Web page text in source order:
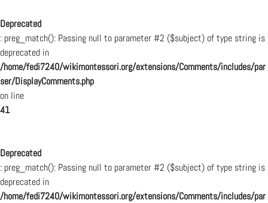
Deprecated
: preg_match(): Passing null to parameter #2 ($subject) of type string is
deprecated in
/home/fedi7240/wikimontessori.org/extensions/Comments/includes/par
ser/DisplayComments.php
on line
41
Deprecated
: preg_match(): Passing null to parameter #2 ($subject) of type string is
deprecated in
/home/fedi7240/wikimontessori.org/extensions/Comments/includes/par